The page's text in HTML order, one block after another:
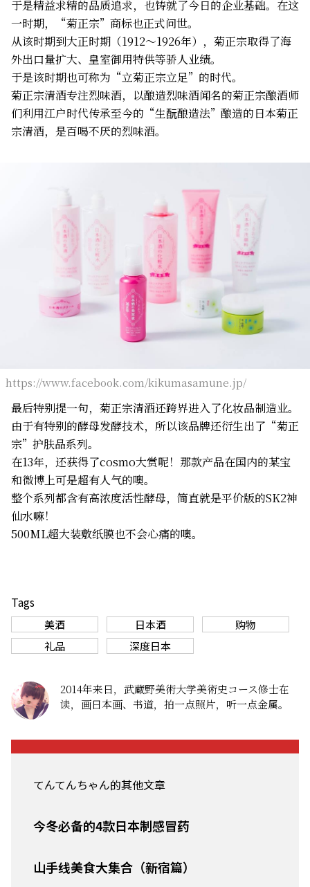
于是精益求精的品质追求，也铸就了今日的企业基础。在这
一时期，“菊正宗”商标也正式问世。
从该时期到大正时期（1912～1926年），菊正宗取得了海
外出口量扩大、皇室御用特供等骄人业绩。
于是该时期也可称为“立菊正宗立足”的时代。
菊正宗清酒专注烈味酒，以酿造烈味酒闻名的菊正宗酿酒师
们利用江户时代传承至今的“生酛酿造法”酿造的日本菊正
宗清酒，是百喝不厌的烈味酒。
https://www.facebook.com/kikumasamune.jp/
最后特别提一句，菊正宗清酒还跨界进入了化妆品制造业。
由于有特别的酵母发酵技术，所以该品牌还衍生出了“菊正
宗”护肤品系列。
在13年，还获得了cosmo大赏呢！那款产品在国内的某宝
和微博上可是超有人气的噢。
整个系列都含有高浓度活性酵母，简直就是平价版的SK2神
仙水嘛！
500ML超大装敷纸膜也不会心痛的噢。
Tags
美酒 日本酒
购物
礼品
深度日本
2014年来日，武蔵野美術大学美術史コース修士在
读，画日本画、书道，拍一点照片，听一点金属。
てんてんちゃん的其他文章
今冬必备的4款日本制感冒药
山手线美食大集合（新宿篇）